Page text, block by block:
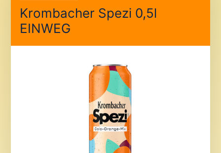
Krombacher Spezi 0,5l
EINWEG